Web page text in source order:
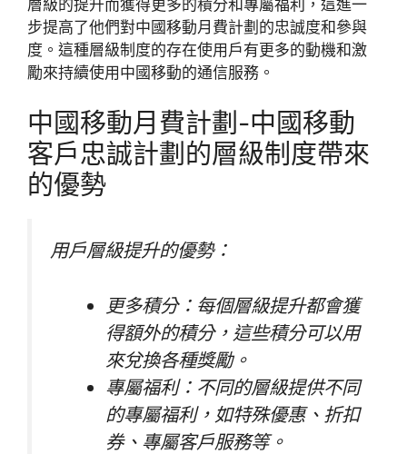
層級的提升而獲得更多的積分和專屬福利，這進一
步提高了他們對中國移動月費計劃的忠誠度和參與
度。這種層級制度的存在使用戶有更多的動機和激
勵來持續使用中國移動的通信服務。
中國移動月費計劃-中國移動
客戶忠誠計劃的層級制度帶來
的優勢
用戶層級提升的優勢：
更多積分：每個層級提升都會獲
得額外的積分，這些積分可以用
來兌換各種獎勵。
專屬福利：不同的層級提供不同
的專屬福利，如特殊優惠、折扣
券、專屬客戶服務等。